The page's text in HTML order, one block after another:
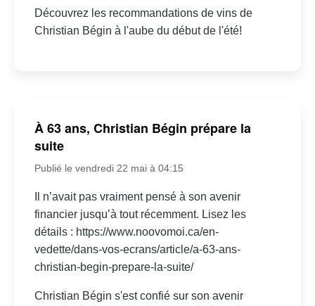
Découvrez les recommandations de vins de
Christian Bégin à l'aube du début de l'été!
À 63 ans, Christian Bégin prépare la
suite
Publié le vendredi 22 mai à 04:15
Il n’avait pas vraiment pensé à son avenir
financier jusqu’à tout récemment. Lisez les
détails : https://www.noovomoi.ca/en-
vedette/dans-vos-ecrans/article/a-63-ans-
christian-begin-prepare-la-suite/
Christian Bégin s'est confié sur son avenir